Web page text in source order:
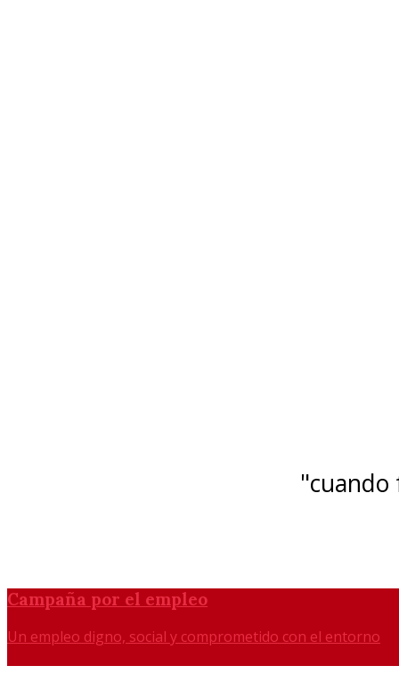
Campaña por el empleo
Un empleo digno, social y comprometido con el entorno